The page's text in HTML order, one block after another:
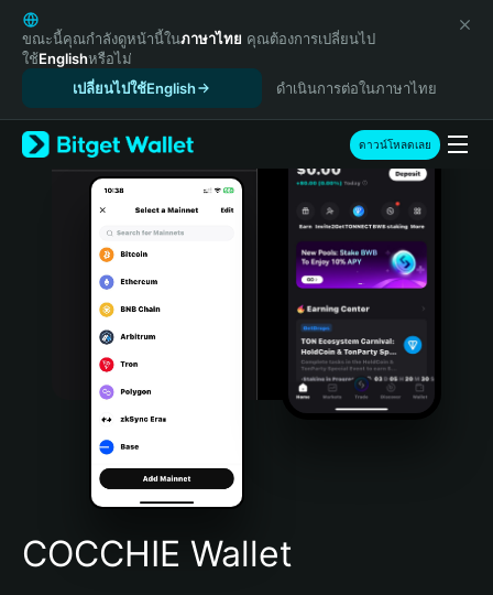
English
日本語
Tiếng Việt
Español (Latinoamérica)
Türkçe
Italiano
Português (Portugal)
Bahasa Indonesia
Português (Brasil)
Español (Argentina)
ขณะนี้คุณกำลังดูหน้านี้ในภาษาไทย คุณต้องการเปลี่ยนไป
ใช้Englishหรือไม่
เปลี่ยนไปใช้English
ดำเนินการต่อในภาษาไทย
ดาวน์โหลดเลย
COCCHIE Wallet